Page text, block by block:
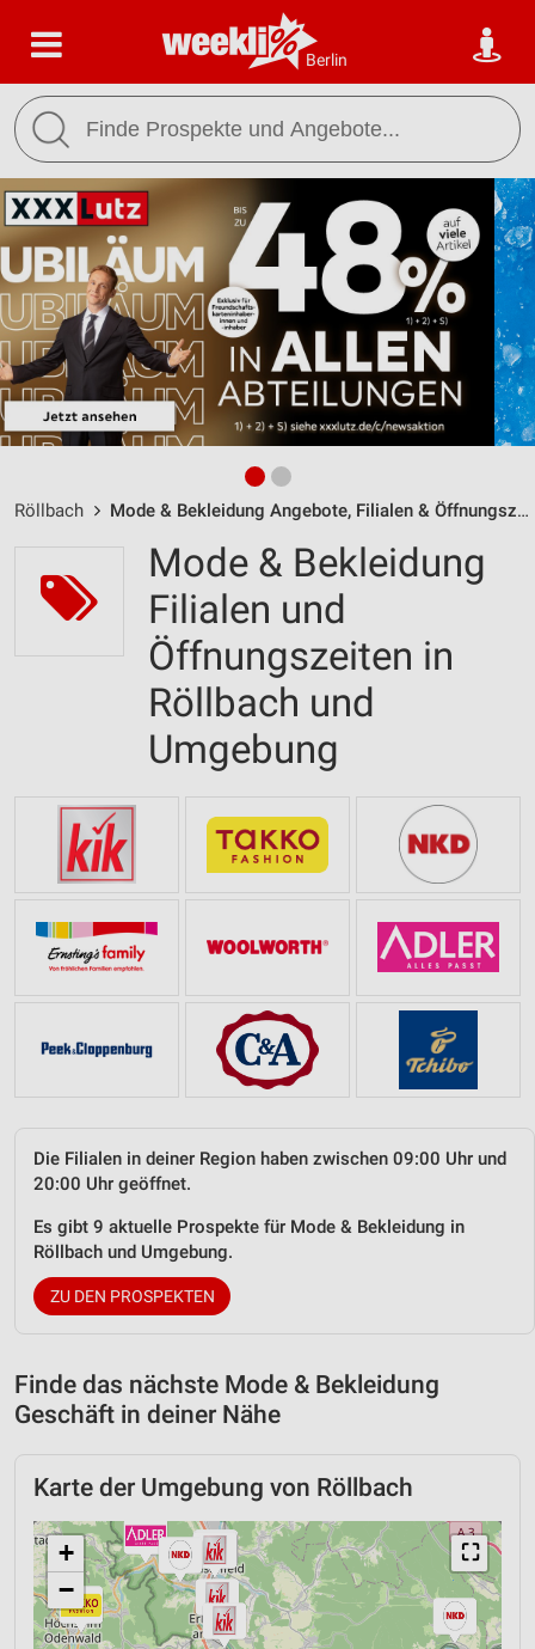
Berlin
Röllbach Mode & Bekleidung Angebote, Filialen & Öffnungszeiten
Mode & Bekleidung
Filialen und
Öffnungszeiten in
Röllbach und
Umgebung
Die Filialen in deiner Region haben zwischen 09:00 Uhr und
20:00 Uhr geöffnet.
Es gibt 9 aktuelle Prospekte für Mode & Bekleidung in
Röllbach und Umgebung.
ZU DEN PROSPEKTEN
Finde das nächste Mode & Bekleidung
Geschäft in deiner Nähe
Karte der Umgebung von Röllbach
⛶
+
−